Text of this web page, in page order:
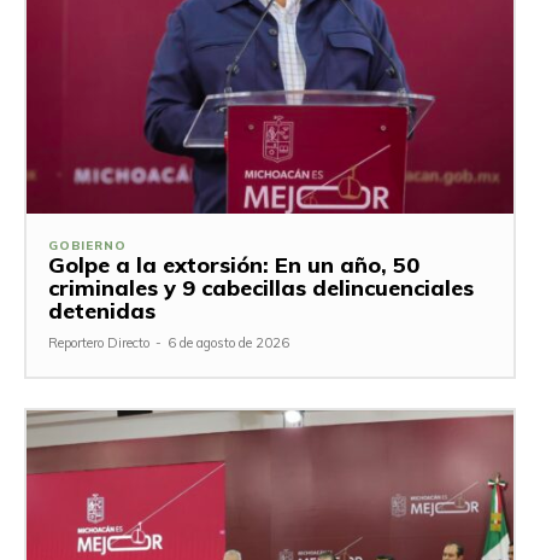
GOBIERNO
Golpe a la extorsión: En un año, 50
criminales y 9 cabecillas delincuenciales
detenidas
Reportero Directo - 6 de agosto de 2026